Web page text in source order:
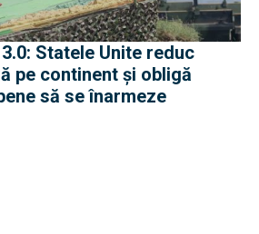
pe continent și obligă
să se înarmeze